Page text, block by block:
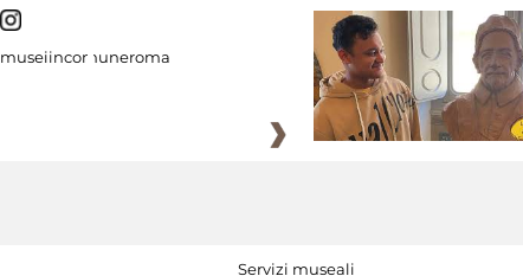
museiincomuneroma
Servizi museali